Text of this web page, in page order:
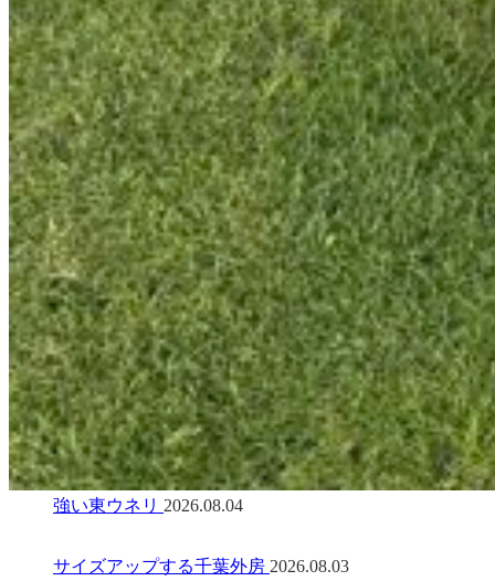
強い東ウネリ 2026.08.04
サイズアップする千葉外房 2026.08.03